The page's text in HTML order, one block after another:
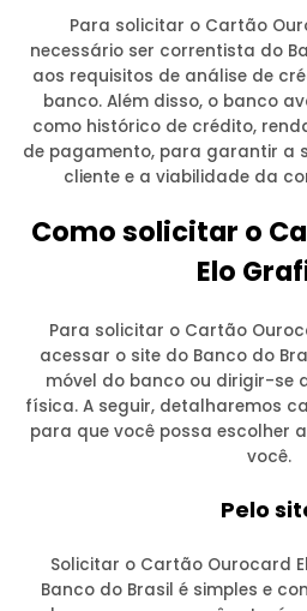
Para solicitar o Cartão
necessário ser correntista do
aos requisitos de análise de
banco. Além disso, o banco
como histórico de crédito,
de pagamento, para garantir a
cliente e a viabilidade da
Como solicitar o
Elo
Para solicitar o Cartão
acessar o site do Banco do
móvel do banco ou dirigir-se
física. A seguir, detalharemos
para que você possa escolher
você.
Pelo
Solicitar o Cartão Ourocard
Banco do Brasil é simples e